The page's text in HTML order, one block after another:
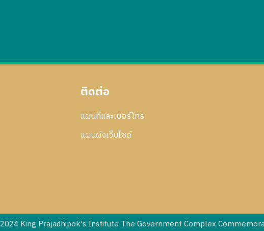
ติดต่อ
แผนที่และเบอร์โทร
แผนผังเว็บไซด์
2024 King Prajadhipok's Institute The Government Complex